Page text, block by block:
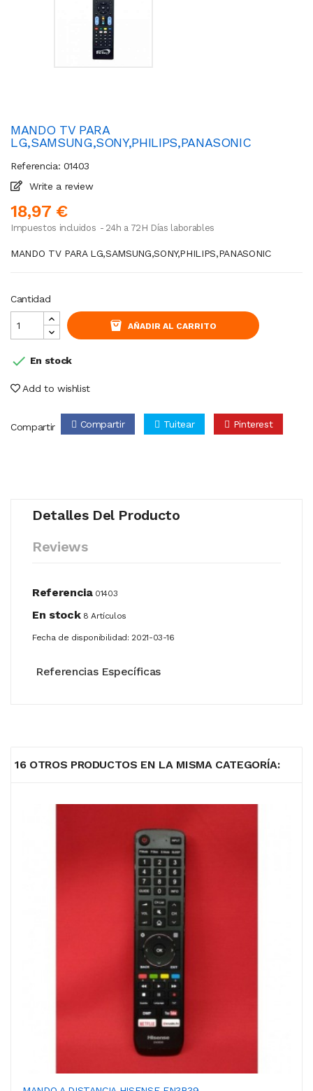
MANDO TV PARA
LG,SAMSUNG,SONY,PHILIPS,PANASONIC
Referencia: 01403
Write a review
18,97 €
Impuestos incluidos 24h a 72H Días laborables
MANDO TV PARA LG,SAMSUNG,SONY,PHILIPS,PANASONIC
Cantidad
AÑADIR AL CARRITO
 En stock
Add to wishlist
Compartir Compartir Tuitear Pinterest
Detalles Del Producto
Reviews
Referencia 01403
En stock 8 Artículos
Fecha de disponibilidad: 2021-03-16
Referencias Específicas
16 OTROS PRODUCTOS EN LA MISMA CATEGORÍA: